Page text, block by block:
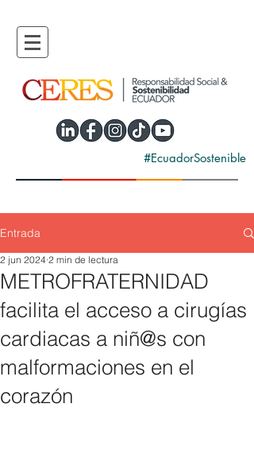
#EcuadorSostenible
Entrada
METROFRATERNIDAD
facilita el acceso a cirugías
cardiacas a niñ@s con
malformaciones en el
corazón
2 jun 2024 2 min de lectura